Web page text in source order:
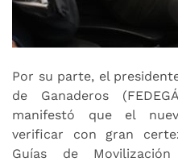
Por su parte, el
de Ganaderos
manifestó que el
verificar con gran
Guías de